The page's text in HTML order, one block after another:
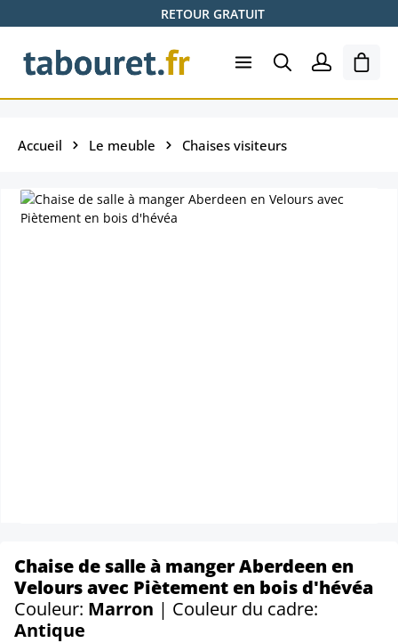
Passer au contenu principalRETOUR GRATUIT
Le
Accueil Le meuble Chaises visiteurs
Chaise de salle à manger Aberdeen en
Velours avec Piètement en bois d'hévéa
Couleur: Marron | Couleur du cadre:
Antique